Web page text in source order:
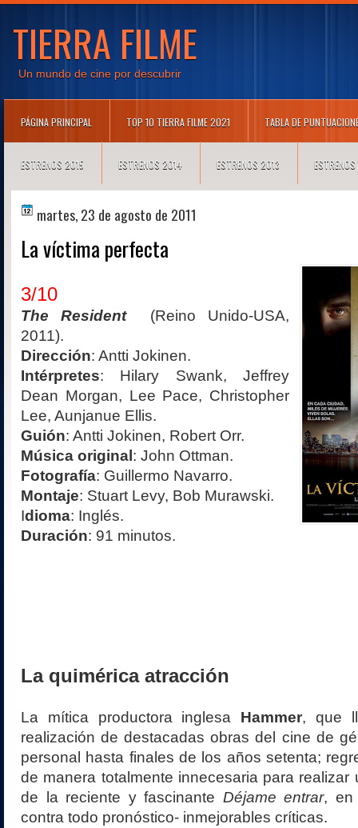
TIERRA FILME
Un mundo de cine por descubrir
PÁGINA PRINCIPAL TOP 10 TIERRA FILME 2021 TABLA DE
ESTRENOS 2015 ESTRENOS 2014 ESTRENOS 2013
martes, 23 de agosto de 2011
La víctima perfecta
3/10
The Resident(Reino Unido-USA,
2011).
Dirección: Antti Jokinen.
Intérpretes: Hilary Swank, Jeffrey
Dean Morgan, Lee Pace, Christopher
Lee, Aunjanue Ellis.
Guión: Antti Jokinen, Robert Orr.
Música original: John Ottman.
Fotografía: Guillermo Navarro.
Montaje: Stuart Levy, Bob Murawski.
Idioma: Inglés.
Duración: 91 minutos.
La quimérica atracción
La mítica productora inglesa Hammer, que
realización de destacadas obras del cine de
personal hasta finales de los años setenta;
de manera totalmente innecesaria para realizar
de la reciente y fascinante Déjame entrar, en
contra todo pronóstico- inmejorables críticas.